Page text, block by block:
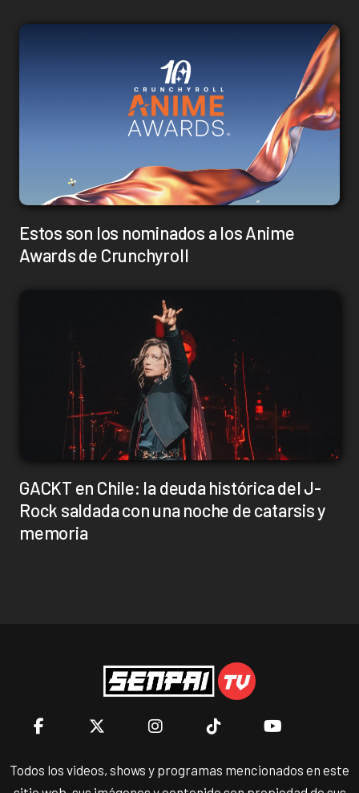
Estos son los nominados a los Anime
Awards de Crunchyroll
GACKT en Chile: la deuda histórica del J-
Rock saldada con una noche de catarsis y
memoria
Todos los videos, shows y programas mencionados en este